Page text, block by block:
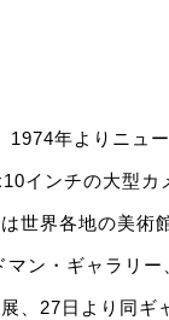
年よりニュー
インチの大型カ
世界各地の美術
ン・ギャラリ
、27日より同